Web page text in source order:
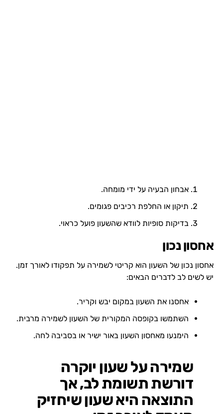
אבחון הבעיה על ידי מומחה.
תיקון או החלפת רכיבים פגומים.
בדיקות סופיות לוודא שהשעון פועל כראוי.
אחסון נכון
אחסון נכון של השעון הוא קריטי לשמירה על תפקודו לאורך זמן.
יש לשים לב לדברים הבאים:
אחסנו את השעון במקום יבש וקריר.
השתמשו בקופסה המקורית של השעון לשמירה מרבית.
הימנעו מאחסון השעון באור ישיר או בסביבה לחה.
שמירה על שעון יוקרה
דורשת תשומת לב, אך
התוצאה היא שעון שיחזיק